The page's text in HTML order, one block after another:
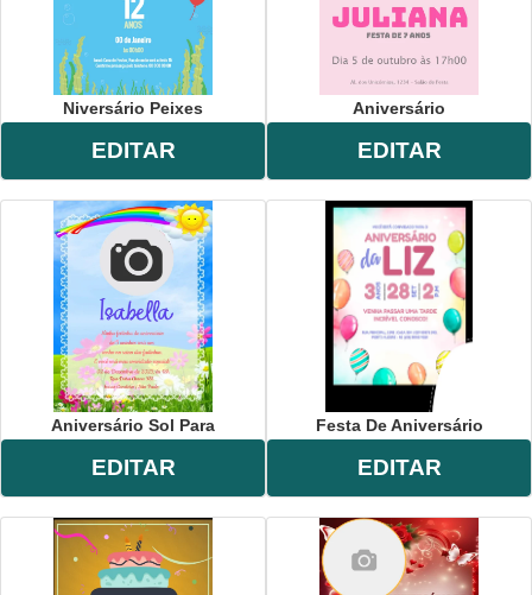
Niversário Peixes
EDITAR
Aniversário
EDITAR
Aniversário Sol Para
EDITAR
Festa De Aniversário
EDITAR